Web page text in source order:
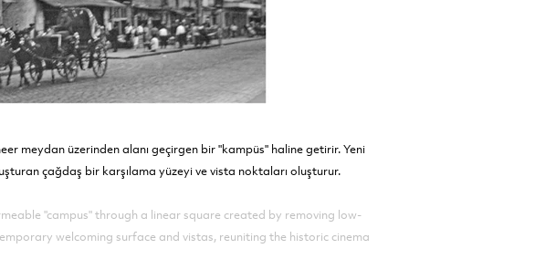
meydan üzerinden alanı geçirgen bir "kampüs" haline getirir. Yeni
çağdaş bir karşılama yüzeyi ve vista noktaları oluşturur.
"campus" through a linear square created by removing low-
welcoming surface and vistas, reuniting the historic cinema